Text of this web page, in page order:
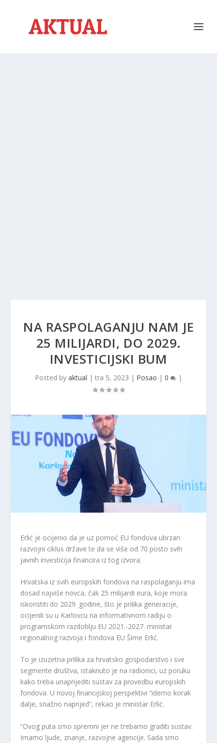
NA RASPOLAGANJU NAM JE
25 MILIJARDI, DO 2029.
INVESTICIJSKI BUM
Posted by aktual | tra 5, 2023 | Posao | 0 |
Erlić je ocijenio da je uz pomoć EU fondova ubrzan
razvojni ciklus države te da se više od 70 posto svih
javnih investicija financira iz tog izvora.
Hrvatska iz svih europskih fondova na raspolaganju ima
dosad najviše novca, čak 25 milijardi eura, koje mora
iskoristiti do 2029. godine, što je prilika generacije,
ocijenili su u Karlovcu na informativnom radiju o
programskom razdoblju EU 2021.-2027. ministar
regionalnog razvoja i fondova EU Šime Erlić.
To je izuzetna prilika za hrvatsko gospodarstvo i sve
segmente društva, istaknuto je na radionici, uz poruku
kako treba unaprijediti sustav za provedbu europskih
fondova. U novoj financijskoj perspektivi “idemo korak
dalje, snažno naprijed”, rekao je ministar Erlić.
“Ovog puta smo spremni jer ne trebamo graditi sustav.
Imamo ljude, znanje, razvojne agencije. Sada smo